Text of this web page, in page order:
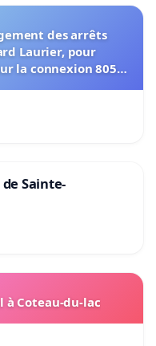
des arrêts
Laurier, pour
la connexion 805-
Sainte-
à Coteau-du-lac